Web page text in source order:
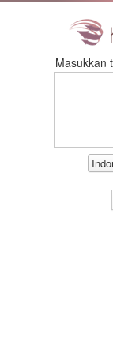
Masukkan